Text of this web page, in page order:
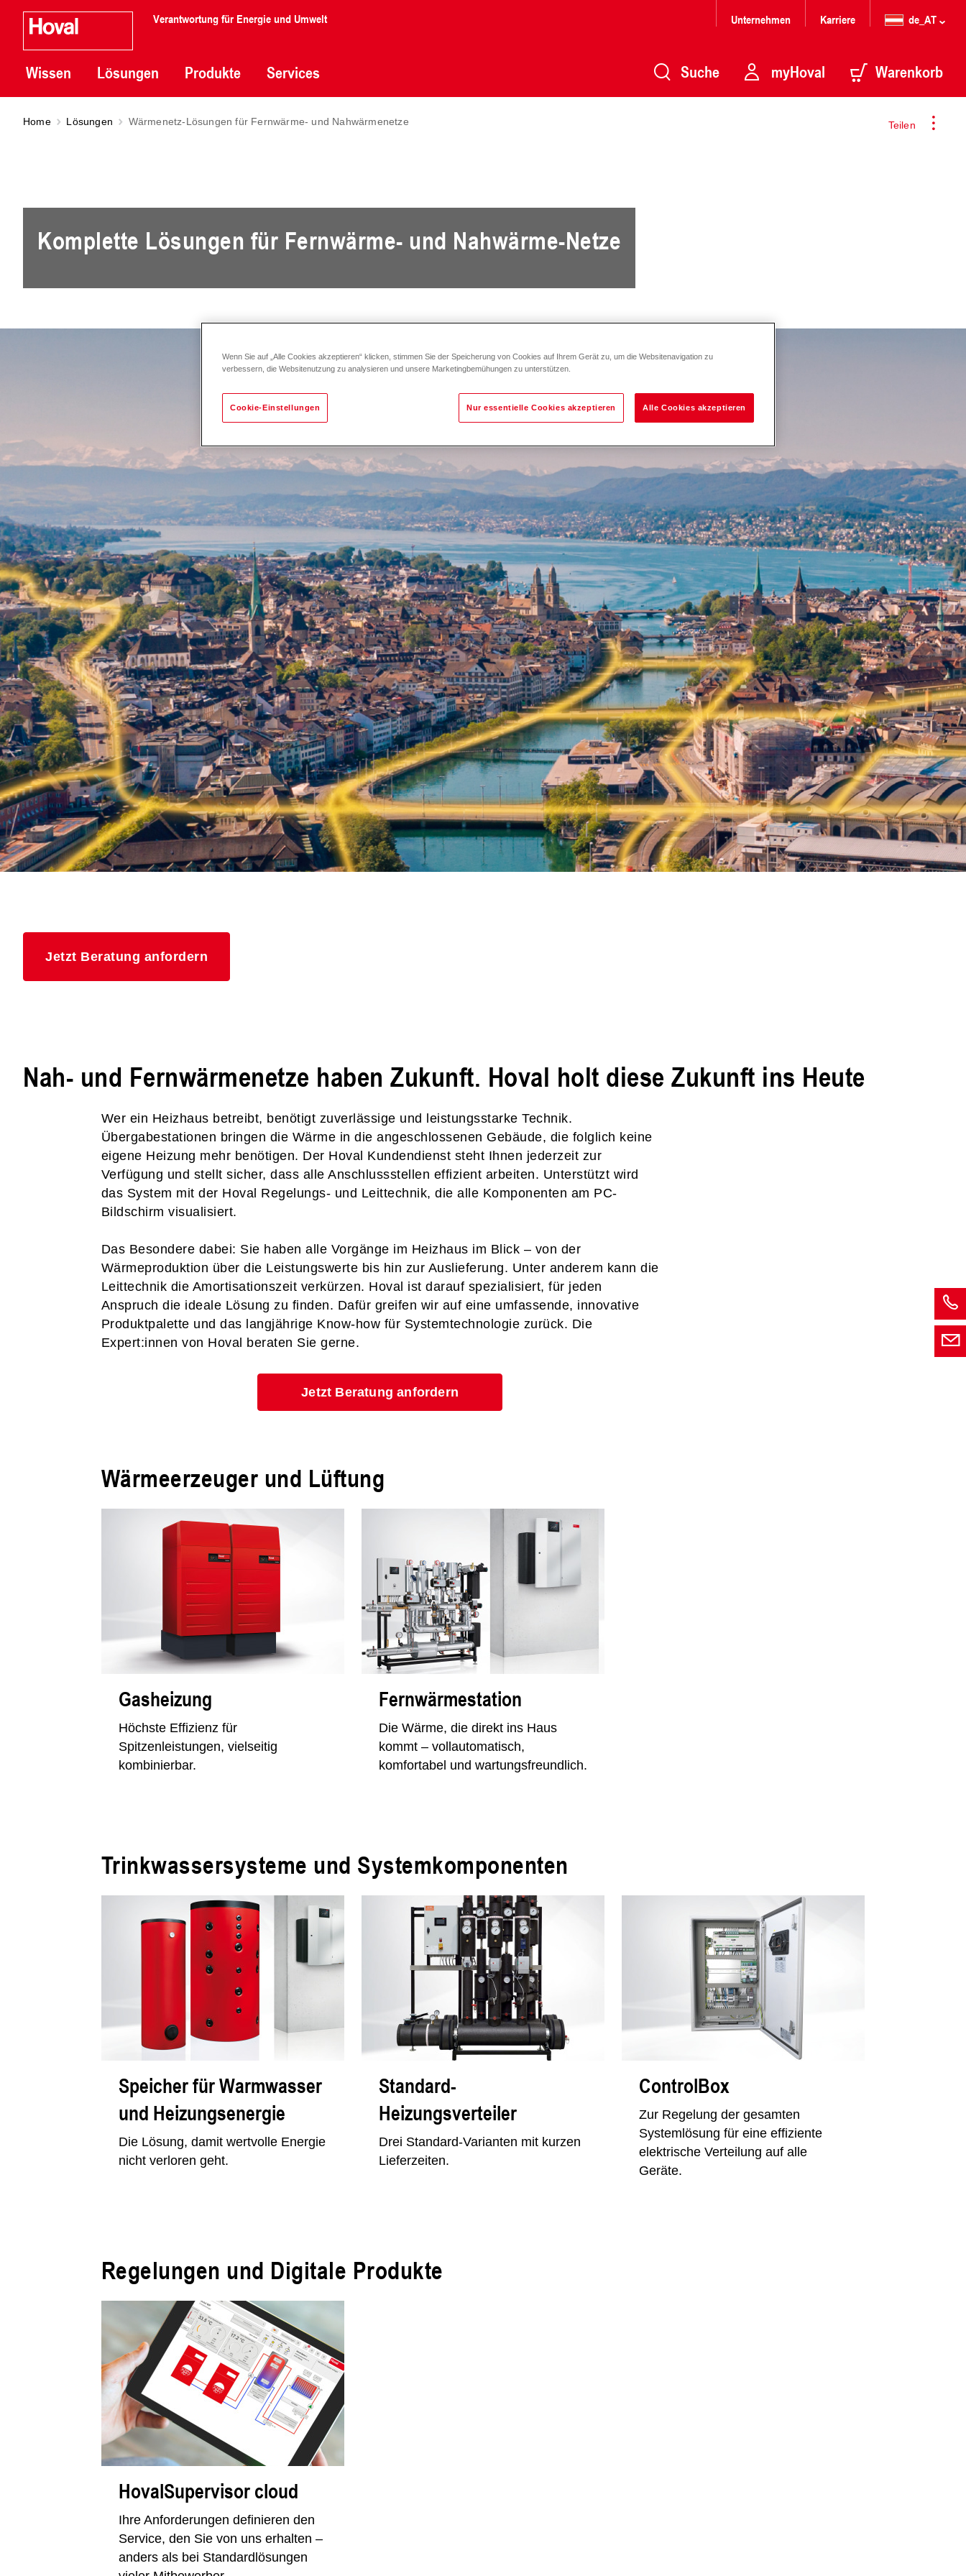
Verantwortung für Energie und Umwelt
Wissen Lösungen Produkte Services
Unternehmen Karriere de_AT
Suche myHoval Warenkorb
Teilen
Home Lösungen Wärmenetz-Lösungen für Fernwärme- und Nahwärmenetze
Komplette Lösungen für Fernwärme- und Nahwärme-Netze
Jetzt Beratung anfordern
Nah- und Fernwärmenetze haben Zukunft. Hoval holt diese Zukunft ins Heute
Wer ein Heizhaus betreibt, benötigt zuverlässige und leistungsstarke Technik.
Übergabestationen bringen die Wärme in die angeschlossenen Gebäude, die folglich keine
eigene Heizung mehr benötigen. Der Hoval Kundendienst steht Ihnen jederzeit zur
Verfügung und stellt sicher, dass alle Anschlussstellen effizient arbeiten. Unterstützt wird
das System mit der Hoval Regelungs- und Leittechnik, die alle Komponenten am PC-
Bildschirm visualisiert.
Das Besondere dabei: Sie haben alle Vorgänge im Heizhaus im Blick – von der
Wärmeproduktion über die Leistungswerte bis hin zur Auslieferung. Unter anderem kann die
Leittechnik die Amortisationszeit verkürzen. Hoval ist darauf spezialisiert, für jeden
Anspruch die ideale Lösung zu finden. Dafür greifen wir auf eine umfassende, innovative
Produktpalette und das langjährige Know-how für Systemtechnologie zurück. Die
Expert:innen von Hoval beraten Sie gerne.
Jetzt Beratung anfordern
Wärmeerzeuger und Lüftung
Gasheizung
Höchste Effizienz für
Spitzenleistungen, vielseitig
kombinierbar.
Fernwärmestation
Die Wärme, die direkt ins Haus
kommt – vollautomatisch,
komfortabel und wartungsfreundlich.
Trinkwassersysteme und Systemkomponenten
Speicher für Warmwasser
und Heizungsenergie
Die Lösung, damit wertvolle Energie
nicht verloren geht.
Standard-
Heizungsverteiler
Drei Standard-Varianten mit kurzen
Lieferzeiten.
ControlBox
Zur Regelung der gesamten
Systemlösung für eine effiziente
elektrische Verteilung auf alle
Geräte.
Regelungen und Digitale Produkte
HovalSupervisor cloud
Ihre Anforderungen definieren den
Service, den Sie von uns erhalten –
anders als bei Standardlösungen
Wenn Sie auf „Alle Cookies akzeptieren“ klicken, stimmen Sie der Speicherung von Cookies auf Ihrem Gerät zu, um die Websitenavigation zu
verbessern, die Websitenutzung zu analysieren und unsere Marketingbemühungen zu unterstützen.
Cookie-Einstellungen Nur essentielle Cookies akzeptieren Alle Cookies akzeptieren